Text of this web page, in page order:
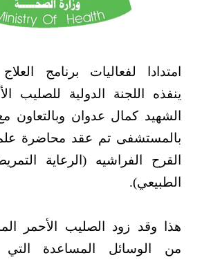
امتدادا لفعاليات برنامج
ينفذه اللجنة الدولية للصليب
الشهيد كمال عدوان وبالتعاون
بالمستشفى تم عقد محاضرة
القرح الفراشيه (الرعاية
الطبيعي).
هذا وقد زود الصليب الأحمر
من الوسائل المساعدة